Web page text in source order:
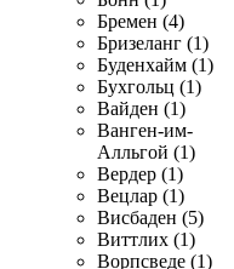
Бремен (4)
Бризеланг (1)
Буденхайм (1)
Бухгольц (1)
Вайден (1)
Ванген-им-
Алльгой (1)
Вердер (1)
Вецлар (1)
Висбаден (5)
Виттлих (1)
Ворпсведе (1)